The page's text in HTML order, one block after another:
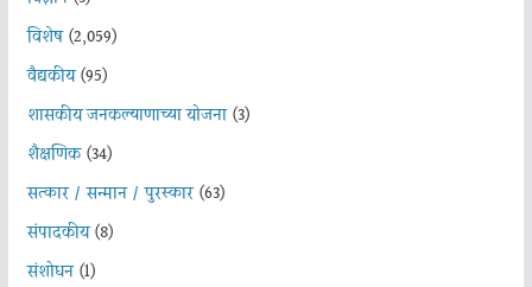
विशेष(2,059)
वैद्यकीय(95)
शासकीय जनकल्याणाच्या योजना(3)
शैक्षणिक(34)
सत्कार / सन्मान / पुरस्कार(63)
संपादकीय(8)
संशोधन(1)